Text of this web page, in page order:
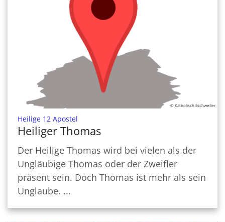
© Katholisch Eschweiler
Heilige 12 Apostel
Heiliger Thomas
Der Heilige Thomas wird bei vielen als der
Ungläubige Thomas oder der Zweifler
präsent sein. Doch Thomas ist mehr als sein
Unglaube. ...